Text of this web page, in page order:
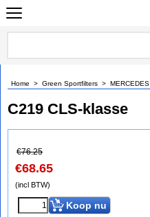
Home > Green Sportfilters > MERCEDES
C219 CLS-klasse
€76.25
€68.65
(incl BTW)
Koop nu